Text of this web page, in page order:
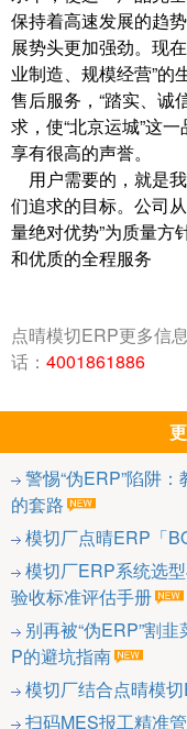
保持着高速发展的趋
展势头更加强劲。现
业制造、规模经营”的
售后服务，“踏实、诚
求，使“北京运城”这
享有很高的声誉。
用户需要的，就是
们追求的目标。公司
量绝对优势”为质量方
和优质的全程服务
点晴模切ERP更多信息
话： 4001861886
警惕“伪ERP”陷阱
的套路
模切厂点晴ERP「
模切厂ERP系统选
验收标准评估手册
别再被“伪ERP”割
P的避坑指南
模切厂结合点晴模
扫码MES报工精准